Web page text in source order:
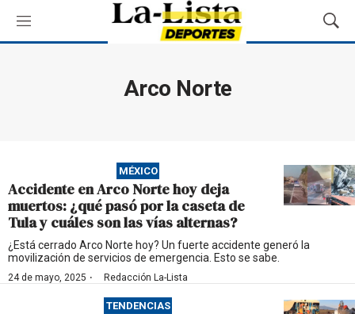
M
e
M
o
ú
s
q
u
Arco Norte
MÉXICO
Accidente en Arco Norte hoy deja
muertos: ¿qué pasó por la caseta de
Tula y cuáles son las vías alternas?
¿Está cerrado Arco Norte hoy? Un fuerte accidente generó la
movilización de servicios de emergencia. Esto se sabe.
24 de mayo, 2025 · Redacción La-Lista
TENDENCIAS